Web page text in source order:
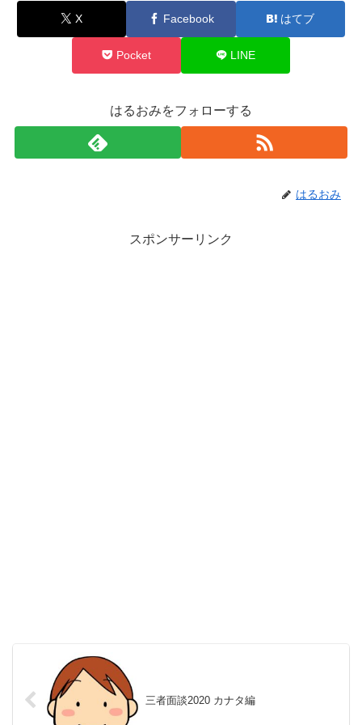
X Facebook はてブ
Pocket LINE
はるおみをフォローする
はるおみ
スポンサーリンク
三者面談2020 カナタ編